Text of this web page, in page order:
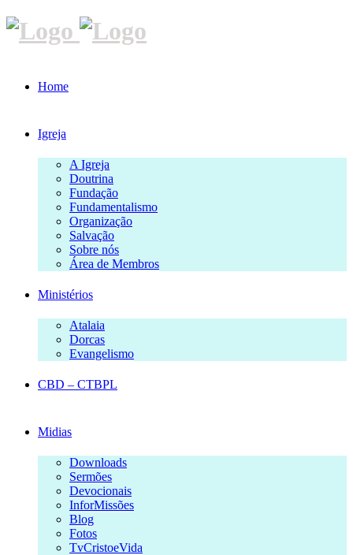
Home
Igreja
A Igreja
Doutrina
Fundação
Fundamentalismo
Organização
Salvação
Sobre nós
Área de Membros
Ministérios
Atalaia
Dorcas
Evangelismo
CBD – CTBPL
Midias
Downloads
Sermões
Devocionais
InforMissões
Blog
Fotos
TvCristoeVida